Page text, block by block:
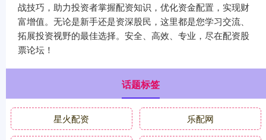
战技巧，助力投资者掌握配资知识，优化资金配置，实现财
富增值。无论是新手还是资深股民，这里都是您学习交流、
拓展投资视野的最佳选择。安全、高效、专业，尽在配资股
票论坛！
话题标签
星火配资 乐配网